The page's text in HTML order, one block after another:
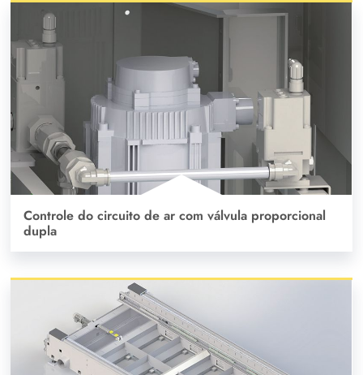
Controle do circuito de ar com válvula proporcional
dupla